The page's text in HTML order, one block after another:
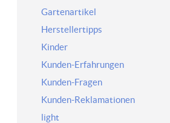
Gartenartikel
Herstellertipps
Kinder
Kunden-Erfahrungen
Kunden-Fragen
Kunden-Reklamationen
light